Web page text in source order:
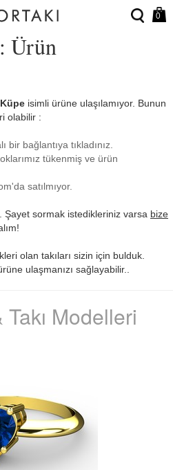
0
Ürün
isimli ürüne ulaşılamıyor. Bunun
olabilir :
bir bağlantıya tıkladınız.
tükenmiş ve ürün
satılmıyor.
Şayet sormak istedikleriniz varsa bize
olan takıları sizin için bulduk.
ulaşmanızı sağlayabilir..
Modelleri